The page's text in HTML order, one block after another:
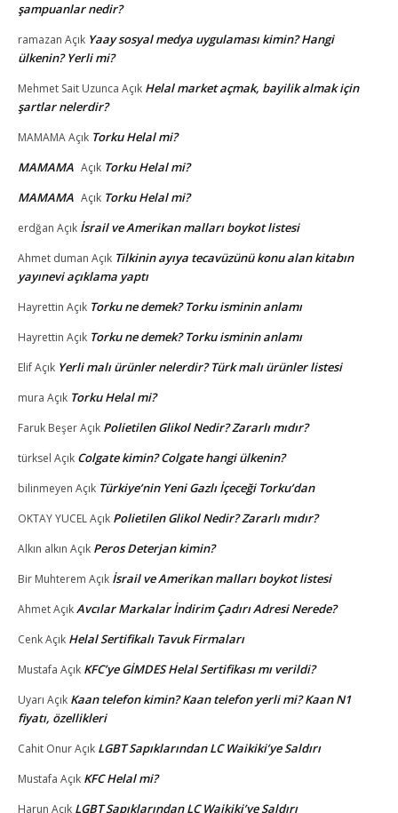
şampuanlar nedir?
ramazan Açık Yaay sosyal medya uygulaması kimin? Hangi
ülkenin? Yerli mi?
Mehmet Sait Uzunca Açık Helal market açmak, bayilik almak için
şartlar nelerdir?
MAMAMAAçık Torku Helal mi?
MAMAMA Açık Torku Helal mi?
MAMAMA Açık Torku Helal mi?
erdğan Açık İsrail ve Amerikan malları boykot listesi
Ahmet duman Açık Tilkinin ayıya tecavüzünü konu alan kitabın
yayınevi açıklama yaptı
Hayrettin Açık Torku ne demek? Torku isminin anlamı
Hayrettin Açık Torku ne demek? Torku isminin anlamı
ElifAçık Yerli malı ürünler nelerdir? Türk malı ürünler listesi
mura Açık Torku Helal mi?
Faruk BeşerAçık Polietilen Glikol Nedir? Zararlı mıdır?
türksel Açık Colgate kimin? Colgate hangi ülkenin?
bilinmeyen Açık Türkiye’nin Yeni Gazlı İçeceği Torku’dan
OKTAY YUCELAçık Polietilen Glikol Nedir? Zararlı mıdır?
Alkın alkın Açık Peros Deterjan kimin?
Bir Muhterem Açık İsrail ve Amerikan malları boykot listesi
AhmetAçıkAvcılar Markalar İndirim Çadırı Adresi Nerede?
CenkAçık Helal Sertifikalı Tavuk Firmaları
Mustafa Açık KFC’ye GİMDES Helal Sertifikası mı verildi?
Uyarı Açık Kaan telefon kimin? Kaan telefon yerli mi? Kaan N1
fiyatı, özellikleri
Cahit OnurAçık LGBT Sapıklarından LC Waikiki’ye Saldırı
Mustafa Açık KFC Helal mi?
Harun Açık LGBT Sapıklarından LC Waikiki’ye Saldırı